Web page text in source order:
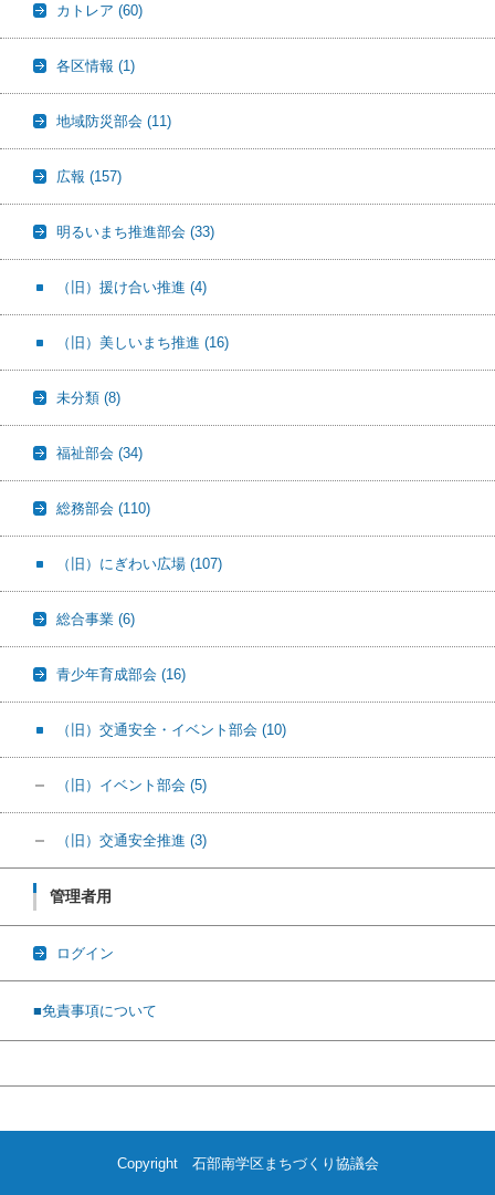
カトレア (60)
各区情報 (1)
地域防災部会 (11)
広報 (157)
明るいまち推進部会 (33)
（旧）援け合い推進 (4)
（旧）美しいまち推進 (16)
未分類 (8)
福祉部会 (34)
総務部会 (110)
（旧）にぎわい広場 (107)
総合事業 (6)
青少年育成部会 (16)
（旧）交通安全・イベント部会 (10)
（旧）イベント部会 (5)
（旧）交通安全推進 (3)
管理者用
ログイン
■免責事項について
Copyright 石部南学区まちづくり協議会